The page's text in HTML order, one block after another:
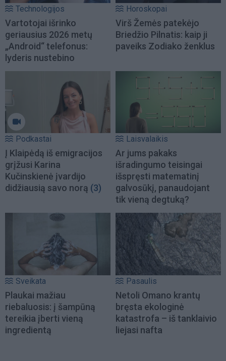
Technologijos
Vartotojai išrinko
geriausius 2026 metų
„Android“ telefonus:
lyderis nustebino
Horoskopai
Virš Žemės patekėjo
Briedžio Pilnatis: kaip ji
paveiks Zodiako ženklus
Podkastai
Į Klaipėdą iš emigracijos
grįžusi Karina
Kučinskienė įvardijo
didžiausią savo norą (3)
Laisvalaikis
Ar jums pakaks
išradingumo teisingai
išspręsti matematinį
galvosūkį, panaudojant
tik vieną degtuką?
Sveikata
Plaukai mažiau
riebaluosis: į šampūną
tereikia įberti vieną
ingredientą
Pasaulis
Netoli Omano krantų
bręsta ekologinė
katastrofa – iš tanklaivio
liejasi nafta